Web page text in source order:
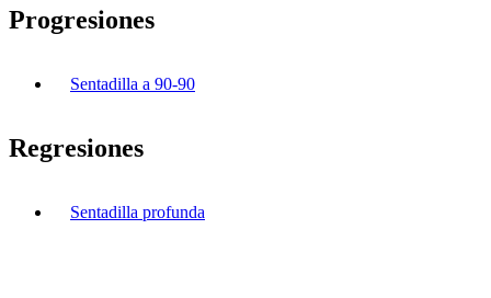
Progresiones
Sentadilla a 90-90
Regresiones
Sentadilla profunda